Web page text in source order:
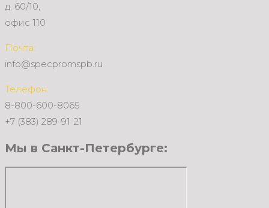
д. 60/10,
офис 110
Почта:
info@specpromspb.ru
Телефон:
8-800-600-8065
+7 (383) 289-91-21
Мы в Санкт-Петербурге: